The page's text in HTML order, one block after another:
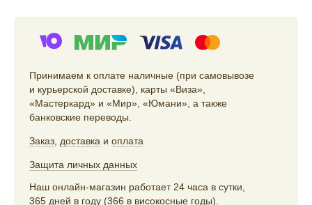
Принимаем к оплате наличные (при самовывозе
и курьерской доставке), карты «Виза»,
«Мастеркард» и «Мир», «Юмани», а также
банковские переводы.
Заказ доставка и оплата
Защита личных данных
Наш онлайн-магазин работает 24 часа в сутки,
365 дней в году (366 в високосные годы).